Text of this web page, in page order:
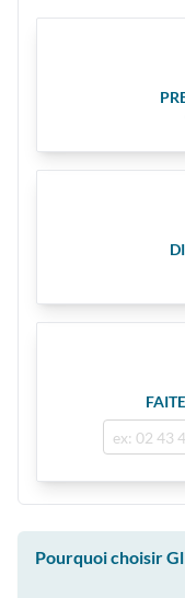
Pourquoi choisir